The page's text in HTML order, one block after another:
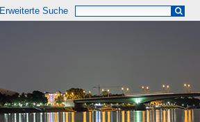
Erweiterte Suche